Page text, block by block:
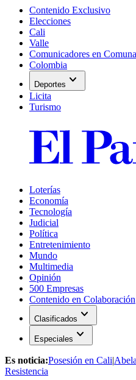
Contenido Exclusivo
Elecciones
Cali
Valle
Comunicadores en
Colombia
Deportes expand_more
Licita
Turismo
Loterías
Economía
Tecnología
Judicial
Política
Entretenimiento
Mundo
Multimedia
Opinión
500 Empresas
Contenido en Colaboración
Clasificados expand_more
Especiales expand_more
Es noticia:Posesión en Cali|
Resistencia